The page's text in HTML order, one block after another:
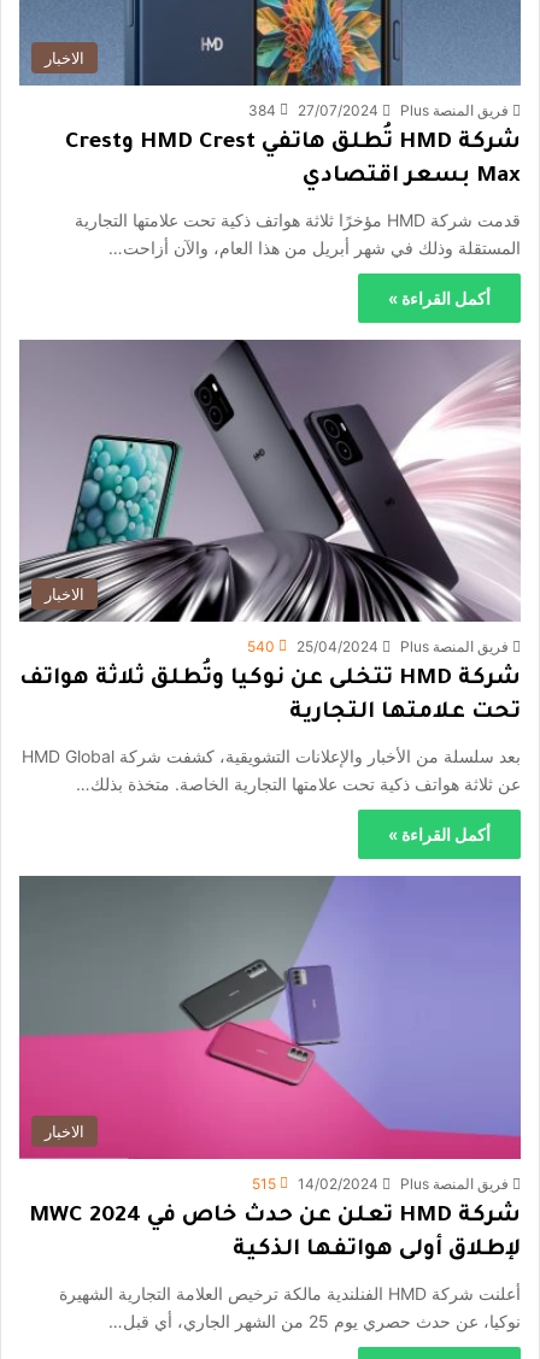
الاخبار
فريق المنصة Plus 27/07/2024
384
شركة HMD تُطلق هاتفي HMD Crest وCrest
Max بسعر اقتصادي
قدمت شركة HMD مؤخرًا ثلاثة هواتف ذكية تحت علامتها التجارية
المستقلة وذلك في شهر أبريل من هذا العام، والآن أزاحت…
أكمل القراءة »
الاخبار
فريق المنصة Plus 25/04/2024
540
شركة HMD تتخلى عن نوكيا وتُطلق ثلاثة هواتف
تحت علامتها التجارية
بعد سلسلة من الأخبار والإعلانات التشويقية، كشفت شركة HMD Global
عن ثلاثة هواتف ذكية تحت علامتها التجارية الخاصة. متخذة بذلك…
أكمل القراءة »
الاخبار
فريق المنصة Plus 14/02/2024
515
شركة HMD تعلن عن حدث خاص في MWC 2024
لإطلاق أولى هواتفها الذكية
أعلنت شركة HMD الفنلندية مالكة ترخيص العلامة التجارية الشهيرة
نوكيا، عن حدث حصري يوم 25 من الشهر الجاري، أي قبل…